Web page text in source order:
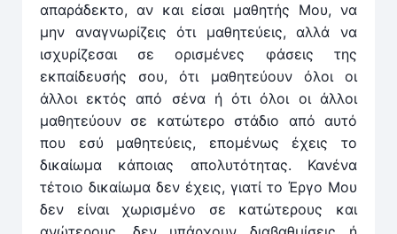
απαράδεκτο, αν και είσαι μαθητής Μου, να
μην αναγνωρίζεις ότι μαθητεύεις, αλλά να
ισχυρίζεσαι σε ορισμένες φάσεις της
εκπαίδευσής σου, ότι μαθητεύουν όλοι οι
άλλοι εκτός από σένα ή ότι όλοι οι άλλοι
μαθητεύουν σε κατώτερο στάδιο από αυτό
που εσύ μαθητεύεις, επομένως έχεις το
δικαίωμα κάποιας απολυτότητας. Κανένα
τέτοιο δικαίωμα δεν έχεις, γιατί το Έργο Μου
δεν είναι χωρισμένο σε κατώτερους και